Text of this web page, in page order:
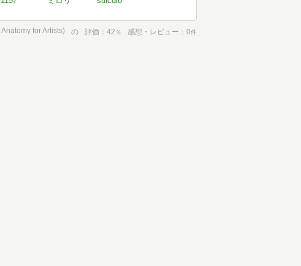
for Artists) の 評価 42 ％ 感想・レビュー 0件